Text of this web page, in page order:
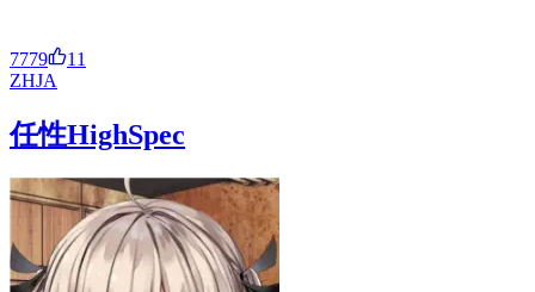
7779
11
ZHJA
任性HighSpec